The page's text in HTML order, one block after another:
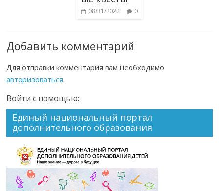
08/31/2022 0
Добавить комментарий
Для отправки комментария вам необходимо
авторизоваться.
Войти с помощью:
Единый национальный портал
дополнительного образования